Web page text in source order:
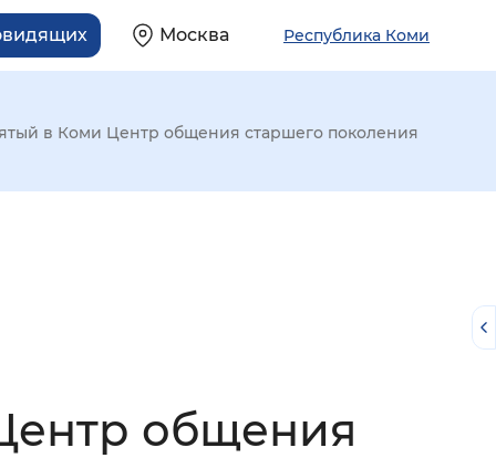
Москва Республика Коми
в Коми Центр общения старшего поколения
общения